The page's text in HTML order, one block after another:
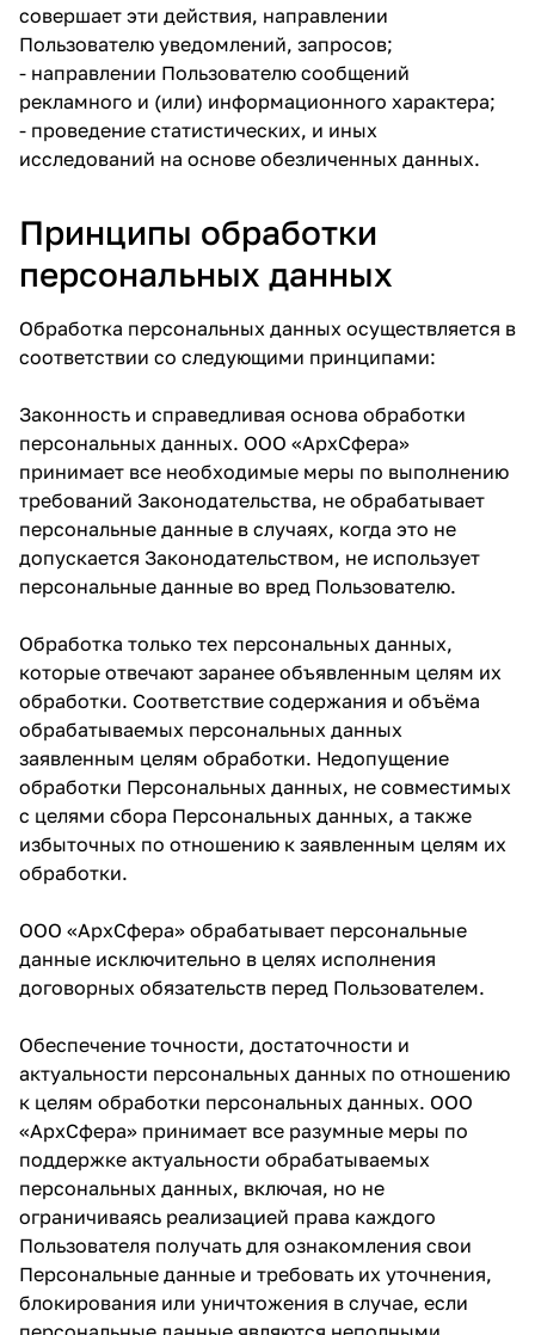
совершает эти действия, направлении
Пользователю уведомлений, запросов;
- направлении Пользователю сообщений
рекламного и (или) информационного характера;
- проведение статистических, и иных
исследований на основе обезличенных данных.
Принципы обработки
персональных данных
Обработка персональных данных осуществляется в
соответствии со следующими принципами:
Законность и справедливая основа обработки
персональных данных. ООО «АрхСфера»
принимает все необходимые меры по выполнению
требований Законодательства, не обрабатывает
персональные данные в случаях, когда это не
допускается Законодательством, не использует
персональные данные во вред Пользователю.
Обработка только тех персональных данных,
которые отвечают заранее объявленным целям их
обработки. Соответствие содержания и объёма
обрабатываемых персональных данных
заявленным целям обработки. Недопущение
обработки Персональных данных, не совместимых
с целями сбора Персональных данных, а также
избыточных по отношению к заявленным целям их
обработки.
ООО «АрхСфера» обрабатывает персональные
данные исключительно в целях исполнения
договорных обязательств перед Пользователем.
Обеспечение точности, достаточности и
актуальности персональных данных по отношению
к целям обработки персональных данных. ООО
«АрхСфера» принимает все разумные меры по
поддержке актуальности обрабатываемых
персональных данных, включая, но не
ограничиваясь реализацией права каждого
Пользователя получать для ознакомления свои
Персональные данные и требовать их уточнения,
блокирования или уничтожения в случае, если